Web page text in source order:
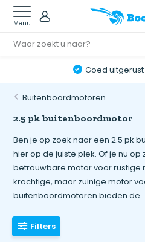
Menu
Goed uitgerust
Buitenboordmotoren
2.5 pk buitenboordmotor
Ben je op zoek naar een 2.5 pk
hier op de juiste plek. Of je nu
betrouwbare motor voor rustige
krachtige, maar zuinige motor
buitenboordmotoren bieden
Filters